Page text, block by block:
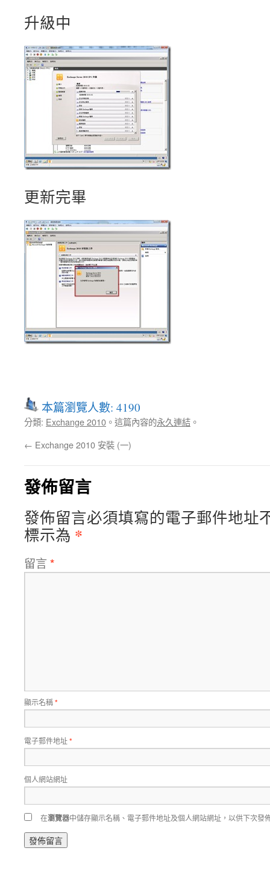
升級中
更新完畢
本篇瀏覽人數: 4190
分類: Exchange 2010 。這篇內容的永久連結 。
← Exchange 2010 安裝 (一)
發佈留言
發佈留言必須填寫的電子郵件地址
標示為 *
留言 *
顯示名稱*
電子郵件地址*
個人網站網址
在瀏覽器中儲存顯示名稱、電子郵件地址及個人網站網址，以供下次發